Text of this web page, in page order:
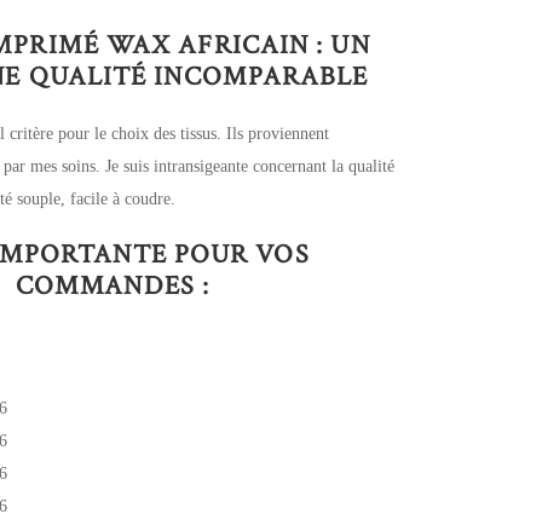
WAX AFRICAIN : UN
QUALITÉ INCOMPARABLE
critère pour le choix des tissus. Ils proviennent
mes soins. Je suis intransigeante concernant la qualité
souple, facile à coudre.
POUR VOS
COMMANDES :